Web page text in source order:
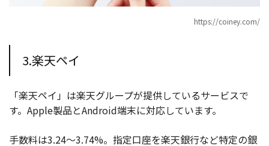
https://coiney.com/
3.楽天ペイ
「楽天ペイ」は楽天グループが提供しているサービスで
す。Apple製品とAndroid端末に対応しています。
手数料は3.24〜3.74%。指定口座を楽天銀行など特定の銀